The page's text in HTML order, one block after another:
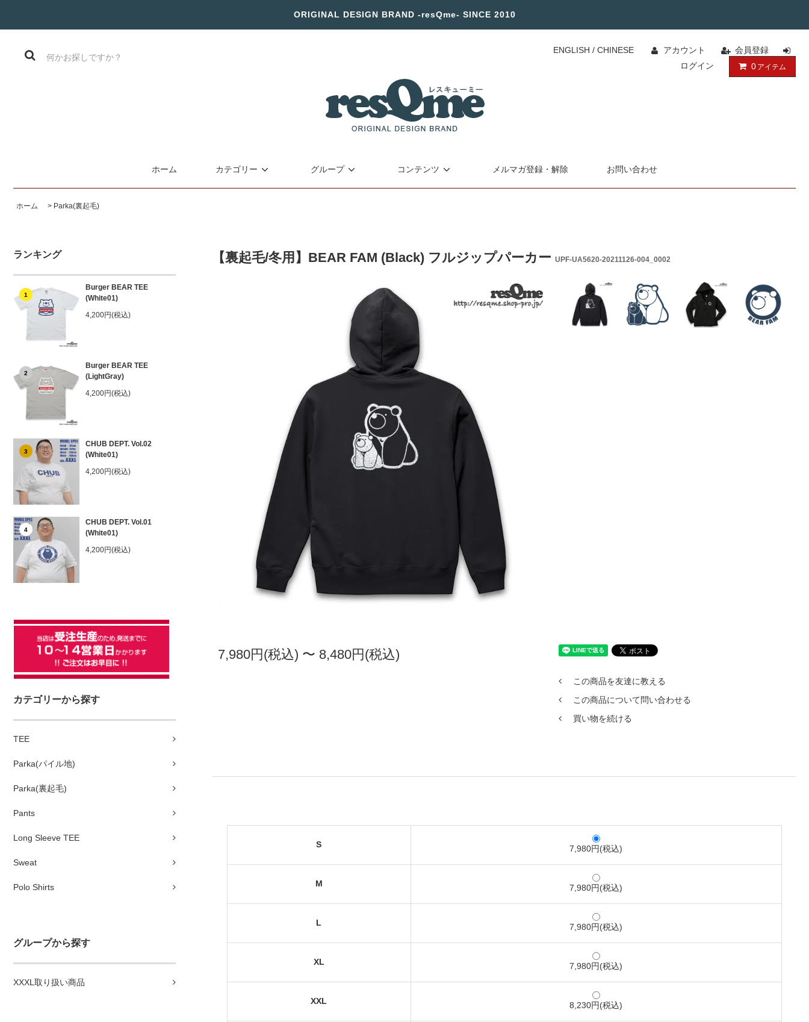
ORIGINAL DESIGN BRAND -resQme- SINCE 2010
ENGLISH / CHINESE アカウント
会員登録
ログイン
0 アイテム
ホーム カテゴリー グループ コンテンツ メルマガ登録・解除 お問い合わせ
ホーム > Parka(裏起毛)
ランキング
1
Burger BEAR TEE
(White01)
4,200円(税込)
2
Burger BEAR TEE
(LightGray)
4,200円(税込)
3
CHUB DEPT. Vol.02
(White01)
4,200円(税込)
4
CHUB DEPT. Vol.01
(White01)
4,200円(税込)
カテゴリーから探す
TEE
Parka(パイル地)
Parka(裏起毛)
Pants
Long Sleeve TEE
Sweat
Polo Shirts
グループから探す
XXXL取り扱い商品
【裏起毛/冬用】BEAR FAM (Black) フルジップパーカー UPF-UA5620-20211126-004_0002
7,980円(税込) 〜 8,480円(税込)
この商品を友達に教える
この商品について問い合わせる
買い物を続ける
S 7,980円(税込)
M 7,980円(税込)
L 7,980円(税込)
XL 7,980円(税込)
XXL 8,230円(税込)